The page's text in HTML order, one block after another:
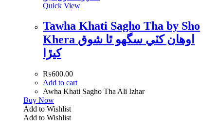
Quick View
Tawha Khati Sagho Tha by Sho
Khera اوھان کٽي سگھو ٿا شوق
کيڙا
₨600.00
Add to cart
Awha Khati Sagho Tha Ali Izhar
Buy Now
Add to Wishlist
Add to Wishlist